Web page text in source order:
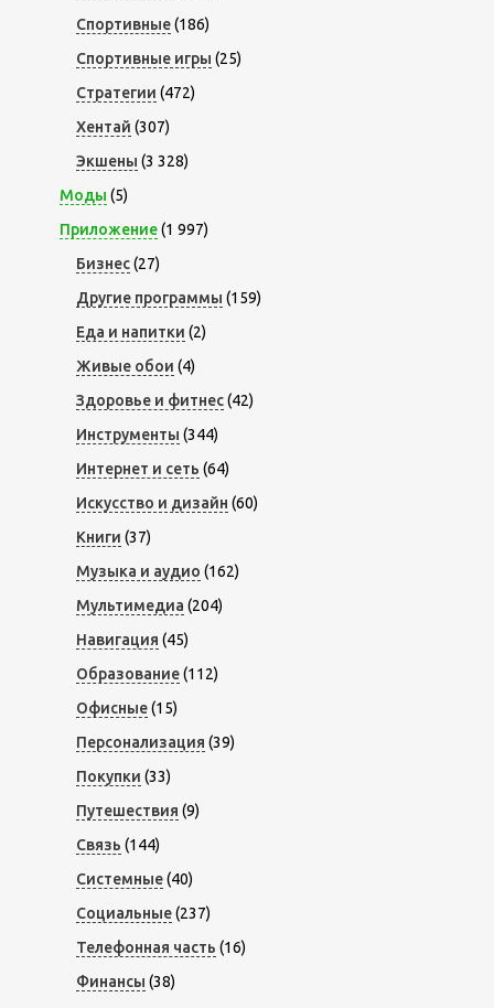
Спортивные(186)
Спортивные игры (25)
Стратегии (472)
Хентай (307)
Экшены (3 328)
Моды (5)
Приложение(1 997)
Бизнес(27)
Другие программы (159)
Еда и напитки (2)
Живые обои (4)
Здоровье и фитнес(42)
Инструменты (344)
Интернет и сеть (64)
Искусство и дизайн (60)
Книги (37)
Музыка и аудио (162)
Мультимедиа (204)
Навигация (45)
Образование(112)
Офисные(15)
Персонализация (39)
Покупки (33)
Путешествия (9)
Связь (144)
Системные(40)
Социальные(237)
Телефонная часть (16)
Финансы (38)